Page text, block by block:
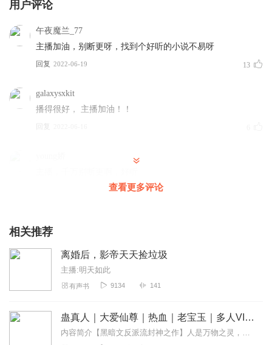
用户评论
午夜魔兰_77
主播加油，别断更呀，找到个好听的小说不易呀
回复 2022-06-19 13
galaxysxkit
播得很好， 主播加油！！
回复
去搜了下小说，乖乖，两百多章呢，还是等养肥了再来听好
了。
2022-07-20
《离婚后影帝天天捡垃圾》宴子修&景绍辞 这本书没没播完
真的挺可惜的 去找了原文看 是我喜欢的 他俩走了两世才到
了一起 有甜有虐 有欢乐欢喜 有心疼难过 总归是甜的宠的 真
查看更多评论
相关推荐
离婚后，影帝天天捡垃圾
主播:明天如此
有声书 9134 141
蛊真人｜大爱仙尊｜热血｜老宝玉｜多人VIP免费有声剧
内容简介【黑暗文反派流封神之作】人是万物之灵，蛊是天地真精。一个穿越者不断重生的故事。一个养蛊、炼蛊、用蛊的奇特世界。配音组（男角色）老宝玉旁白...